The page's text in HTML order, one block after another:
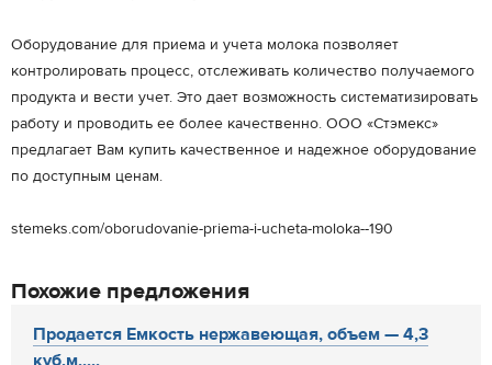
Оборудование для приема и учета молока позволяет
контролировать процесс, отслеживать количество получаемого
продукта и вести учет. Это дает возможность систематизировать
работу и проводить ее более качественно. ООО «Стэмекс»
предлагает Вам купить качественное и надежное оборудование
по доступным ценам.
stemeks.com/oborudovanie-priema-i-ucheta-moloka--190
Похожие предложения
Продается Емкость нержавеющая, объем — 4,3
куб.м.,...